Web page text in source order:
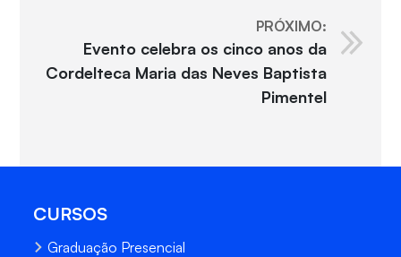
PRÓXIMO:
Evento celebra os cinco anos da
Cordelteca Maria das Neves Baptista
Pimentel
CURSOS
Graduação Presencial